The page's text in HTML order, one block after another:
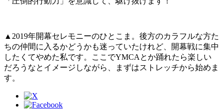
▲2019年開幕セレモニーのひとこま。後方のカラフルな方た
ちの仲間に入るかどうかも迷っていたけれど、開幕戦に集中
したくてやめた私です。ここでYMCAとか踊れたら楽しい
だろうなとイメージしながら、まずはストレッチから始めま
す。